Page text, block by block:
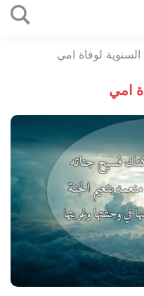
لوفاة امي
امي